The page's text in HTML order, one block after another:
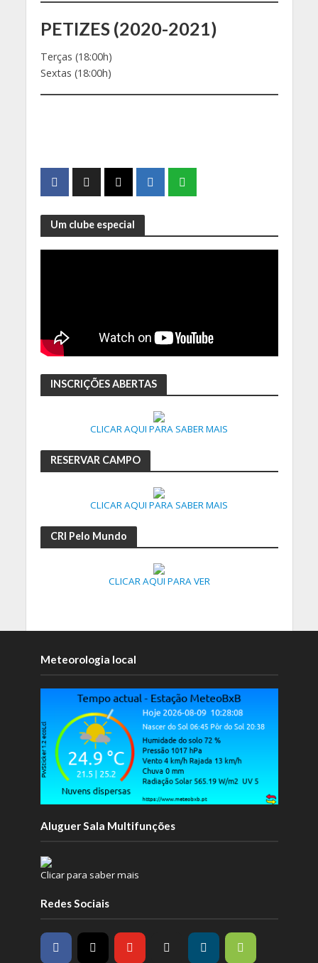
PETIZES (2020-2021)
Terças (18:00h)
Sextas (18:00h)
Um clube especial
INSCRIÇÕES ABERTAS
CLICAR AQUI PARA SABER MAIS
RESERVAR CAMPO
CLICAR AQUI PARA SABER MAIS
CRI Pelo Mundo
CLICAR AQUI PARA VER
Meteorologia local
Aluguer Sala Multifunções
Clicar para saber mais
Redes Sociais